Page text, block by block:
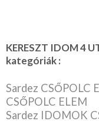
KERESZT IDOM 4
kategóriák :
Sardez CSŐPOLC
CSŐPOLC ELEM
Sardez IDOMOK